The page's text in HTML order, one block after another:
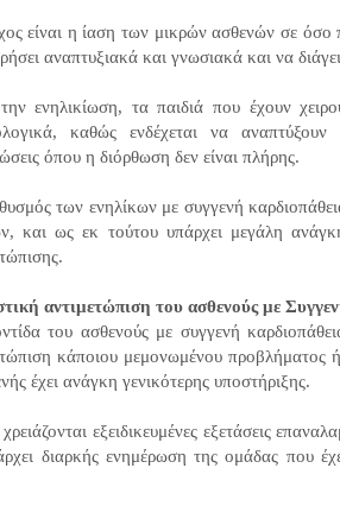
είναι η ίαση των μικρών ασθενών σε όσο
αναπτυξιακά και γνωσιακά και να
ενηλικίωση, τα παιδιά που έχουν
καθώς ενδέχεται να
όπου η διόρθωση δεν είναι πλήρης.
των ενηλίκων με συγγενή
και ως εκ τούτου υπάρχει μεγάλη
αντιμετώπιση του ασθενούς με
του ασθενούς με συγγενή
κάποιου μεμονωμένου προβλήματος
έχει ανάγκη γενικότερης υποστήριξης.
εξειδικευμένες εξετάσεις
διαρκής ενημέρωση της ομάδας που